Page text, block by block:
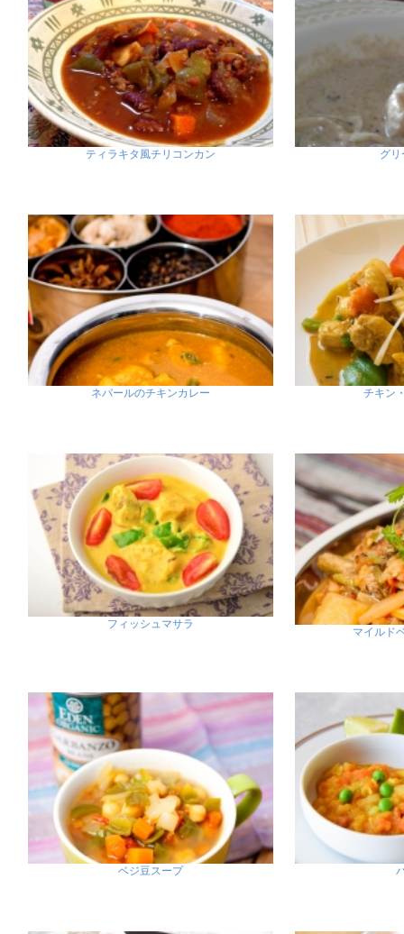
ティラキタ風チリコンカン グ
ネパールのチキンカレー チキン
フィッシュマサラ
マイルド
ベジ豆スープ